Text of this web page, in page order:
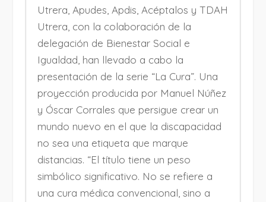
Utrera, Apudes, Apdis, Acéptalos y TDAH
Utrera, con la colaboración de la
delegación de Bienestar Social e
Igualdad, han llevado a cabo la
presentación de la serie “La Cura”. Una
proyección producida por Manuel Núñez
y Óscar Corrales que persigue crear un
mundo nuevo en el que la discapacidad
no sea una etiqueta que marque
distancias. “El título tiene un peso
simbólico significativo. No se refiere a
una cura médica convencional, sino a